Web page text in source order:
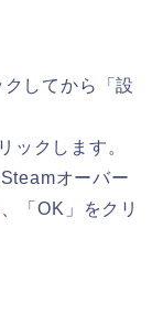
してから「設
ックします。
オーバー
「OK」をクリ